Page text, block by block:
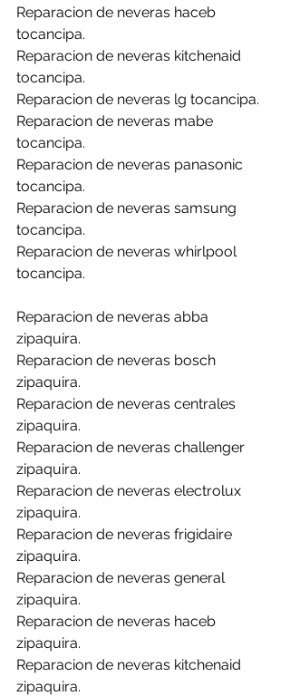
Reparacion de neveras haceb
tocancipa.
Reparacion de neveras kitchenaid
tocancipa.
Reparacion de neveras lg tocancipa.
Reparacion de neveras mabe
tocancipa.
Reparacion de neveras panasonic
tocancipa.
Reparacion de neveras samsung
tocancipa.
Reparacion de neveras whirlpool
tocancipa.
Reparacion de neveras abba
zipaquira.
Reparacion de neveras bosch
zipaquira.
Reparacion de neveras centrales
zipaquira.
Reparacion de neveras challenger
zipaquira.
Reparacion de neveras electrolux
zipaquira.
Reparacion de neveras frigidaire
zipaquira.
Reparacion de neveras general
zipaquira.
Reparacion de neveras haceb
zipaquira.
Reparacion de neveras kitchenaid
zipaquira.